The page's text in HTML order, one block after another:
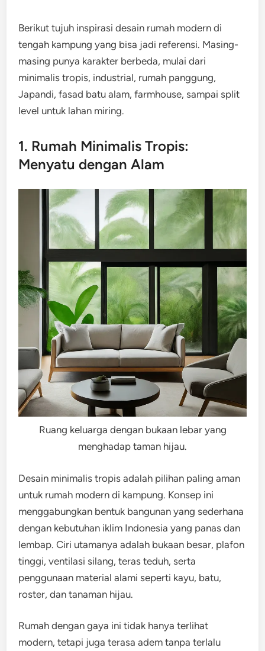
Berikut tujuh inspirasi desain rumah modern di
tengah kampung yang bisa jadi referensi. Masing-
masing punya karakter berbeda, mulai dari
minimalis tropis, industrial, rumah panggung,
Japandi, fasad batu alam, farmhouse, sampai split
level untuk lahan miring.
1. Rumah Minimalis Tropis:
Menyatu dengan Alam
Ruang keluarga dengan bukaan lebar yang
menghadap taman hijau.
Desain minimalis tropis adalah pilihan paling aman
untuk rumah modern di kampung. Konsep ini
menggabungkan bentuk bangunan yang sederhana
dengan kebutuhan iklim Indonesia yang panas dan
lembap. Ciri utamanya adalah bukaan besar, plafon
tinggi, ventilasi silang, teras teduh, serta
penggunaan material alami seperti kayu, batu,
roster, dan tanaman hijau.
Rumah dengan gaya ini tidak hanya terlihat
modern, tetapi juga terasa adem tanpa terlalu